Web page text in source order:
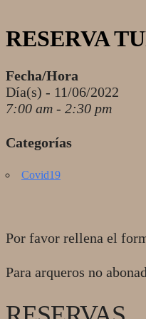
RESERVA
Fecha/Hora
Día(s) - 11/06/2022
7:00 am - 2:30 pm
Categorías
Covid19
Por favor rellena el
Para arqueros no